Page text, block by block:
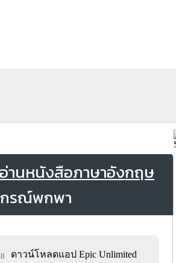
านหนังสือภาษาอังกฤษ
ดาวน์โหลดแอป Epic Unlimited